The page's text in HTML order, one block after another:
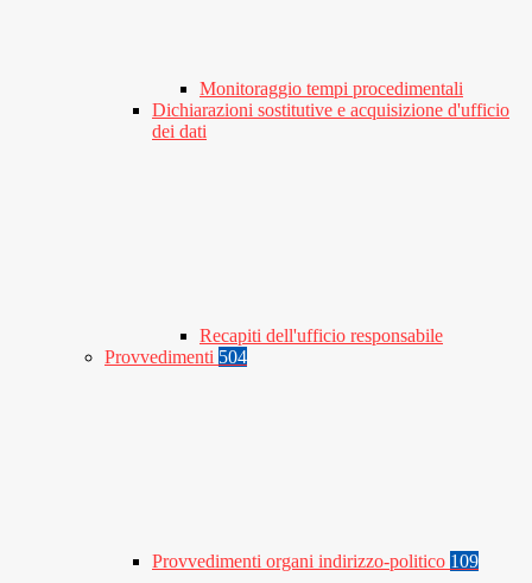
Monitoraggio tempi procedimentali
Dichiarazioni sostitutive e acquisizione d'ufficio
dei dati
Recapiti dell'ufficio responsabile
Provvedimenti 504
Provvedimenti organi indirizzo-politico 109